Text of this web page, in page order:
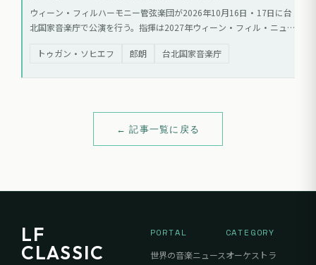
ウィーン・フィルハーモニー管弦楽団が2026年10月16日・17日に台
北国家音楽庁で公演を行う。指揮は2027年ウィーン・フィル・ニュ
ン・ラン）をソリストに迎え、17日はニューイヤーコンサートの伝統
トゥガン・ソヒエフ 郎朗 台北国家音楽庁
← 記事一覧に戻る
LF
CLASSIC
PORTAL
世界の音楽ニュース
CATEGORY
オーケストラ